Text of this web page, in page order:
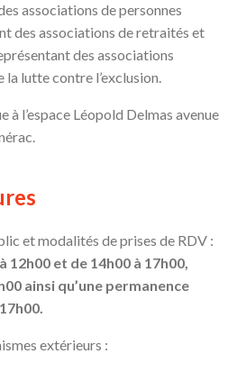
associations de personnes
des associations de retraités et
des associations
lutte contre l’exclusion.
à l’espace Léopold Delmas avenue
et modalités de prises de RDV :
12h00 et de 14h00 à 17h00,
ainsi qu’une permanence
extérieurs :